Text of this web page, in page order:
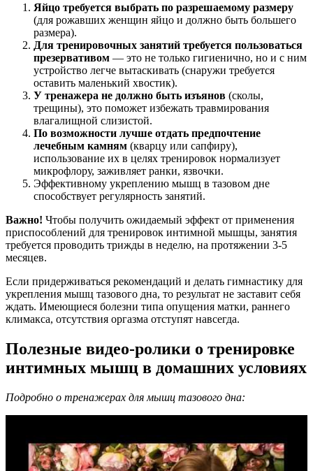
Яйцо требуется выбрать по разрешаемому размеру
(для рожавших женщин яйцо и должно быть большего
размера).
Для тренировочных занятий требуется пользоваться
презервативом — это не только гигиенично, но и с ним
устройство легче вытаскивать (снаружи требуется
оставить маленький хвостик).
У тренажера не должно быть изъянов (сколы,
трещины), это поможет избежать травмирования
влагалищной слизистой.
По возможности лучше отдать предпочтение
лечебным камням (кварцу или сапфиру),
использование их в целях тренировок нормализует
микрофлору, заживляет ранки, язвочки.
Эффективному укреплению мышц в тазовом дне
способствует регулярность занятий.
Важно! Чтобы получить ожидаемый эффект от применения
приспособлений для тренировок интимной мышцы, занятия
требуется проводить трижды в неделю, на протяжении 3-5
месяцев.
Если придерживаться рекомендаций и делать гимнастику для
укрепления мышц тазового дна, то результат не заставит себя
ждать. Имеющиеся болезни типа опущения матки, раннего
климакса, отсутствия оргазма отступят навсегда.
Полезные видео-ролики о тренировке
интимных мышц в домашних условиях
Подробно о тренажерах для мышц тазового дна: